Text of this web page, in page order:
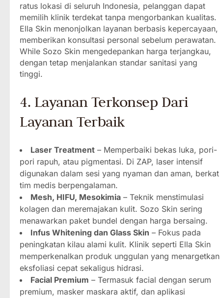
ratus lokasi di seluruh Indonesia, pelanggan dapat
memilih klinik terdekat tanpa mengorbankan kualitas.
Ella Skin menonjolkan layanan berbasis kepercayaan,
memberikan konsultasi personal sebelum perawatan.
While Sozo Skin mengedepankan harga terjangkau,
dengan tetap menjalankan standar sanitasi yang
tinggi.
4. Layanan Terkonsep Dari
Layanan Terbaik
Laser Treatment – Memperbaiki bekas luka, pori-
pori rapuh, atau pigmentasi. Di ZAP, laser intensif
digunakan dalam sesi yang nyaman dan aman, berkat
tim medis berpengalaman.
Mesh, HIFU, Mesokimia – Teknik menstimulasi
kolagen dan meremajakan kulit. Sozo Skin sering
menawarkan paket bundel dengan harga bersaing.
Infus Whitening dan Glass Skin – Fokus pada
peningkatan kilau alami kulit. Klinik seperti Ella Skin
memperkenalkan produk unggulan yang menargetkan
eksfoliasi cepat sekaligus hidrasi.
Facial Premium – Termasuk facial dengan serum
premium, masker maskara aktif, dan aplikasi